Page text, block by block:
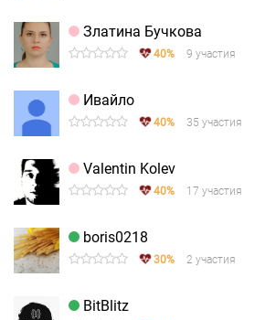
Златина Бучкова
40% 9 участия
Ивайло
40% 35 участия
Valentin Kolev
40% 17 участия
boris0218
30% 2 участия
BitBlitz